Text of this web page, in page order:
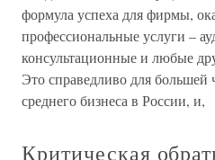
формула успеха для фирмы,
профессиональные услуги –
консультационные и любые
Это справедливо для большей
среднего бизнеса в России, и,
Критическая